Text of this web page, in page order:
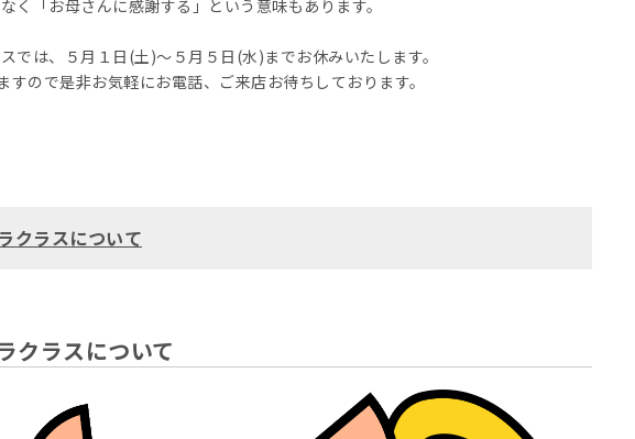
く「お母さんに感謝する」という意味もあります。
は、５月１日(土)～５月５日(水)までお休みいたします。
すので是非お気軽にお電話、ご来店お待ちしております。
クラスについて
クラスについて